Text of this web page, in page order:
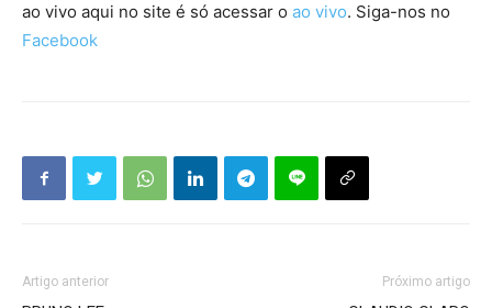
ao vivo aqui no site é só acessar o ao vivo. Siga-nos no
Facebook
Artigo anterior Próximo artigo